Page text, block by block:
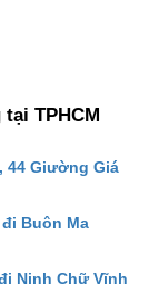
TPHCM
44 Giường Giá
Buôn Ma
Ninh Chữ Vĩnh